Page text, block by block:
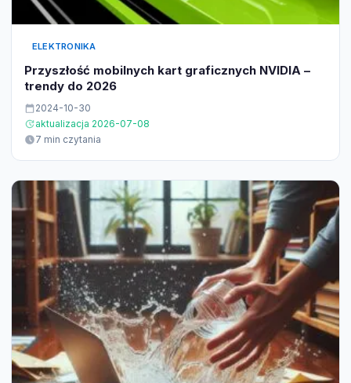
ELEKTRONIKA
Przyszłość mobilnych kart graficznych NVIDIA –
trendy do 2026
2024-10-30
aktualizacja 2026-07-08
7 min czytania